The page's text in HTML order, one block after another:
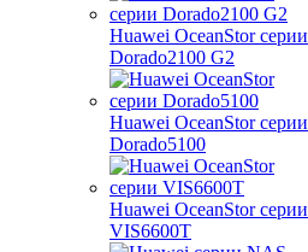
Huawei OceanStor серии
Dorado2100 G2
Huawei OceanStor серии
Dorado5100
Huawei OceanStor серии
VIS6600T